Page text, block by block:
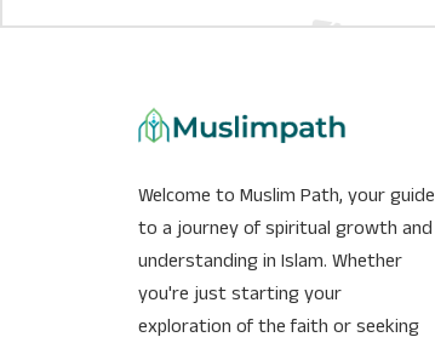
Welcome to Muslim Path, your guide
to a journey of spiritual growth and
understanding in Islam. Whether
you're just starting your
exploration of the faith or seeking